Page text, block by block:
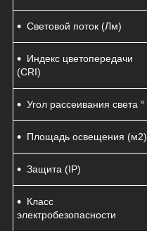
Световой поток (Лм)
Индекс цветопередачи
(CRI)
Угол рассеивания света °
Площадь освещения (м2)
Защита (IP)
Класс
электробезопасности